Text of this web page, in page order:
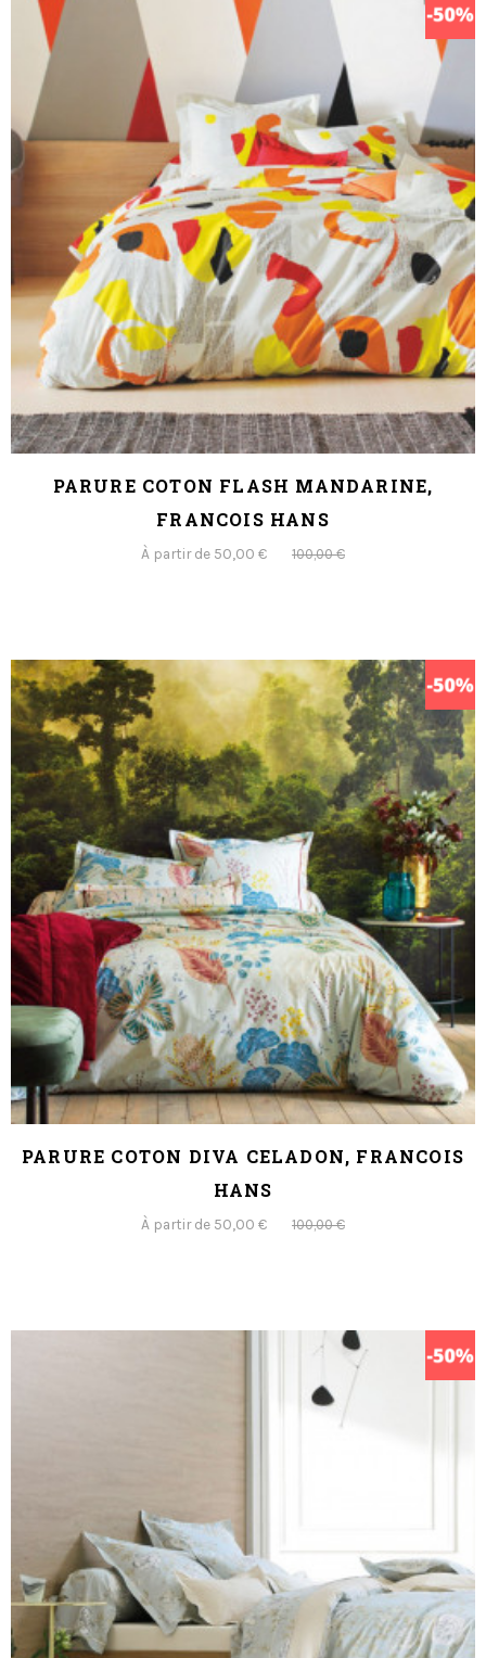
PARURE COTON FLASH MANDARINE,
FRANCOIS HANS
À partir de 50,00 € 100,00 €
PARURE COTON DIVA CELADON, FRANCOIS
HANS
À partir de 50,00 € 100,00 €